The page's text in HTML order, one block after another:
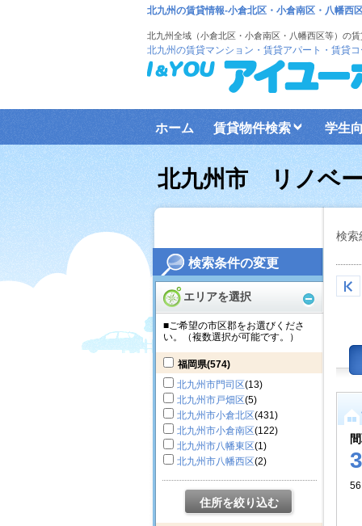
検索条件の変更
エリアを選択
■ご希望の市区郡をお選びくださ
い。（複数選択が可能です。）
福岡県(574)
北九州市門司区(13)
北九州市戸畑区(5)
北九州市小倉北区(431)
北九州市小倉南区(122)
北九州市八幡東区(1)
北九州市八幡西区(2)
住所を絞り込む
北九州の賃貸情報-小倉北区・小倉南区・八幡西
北九州全域（小倉北区・小倉南区・八幡西区等）の
北九州の賃貸マンション・賃貸アパート・賃貸
ホーム 賃貸物件検索 学生
北九州市 リノベ
検索